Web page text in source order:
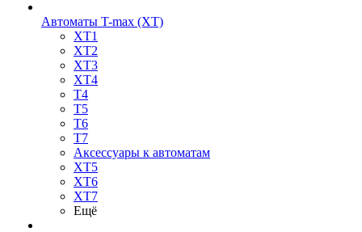
Автоматы T-max (XT)
XT1
XT2
XT3
XT4
T4
T5
T6
T7
Аксессуары к автоматам
XT5
XT6
XT7
Ещё